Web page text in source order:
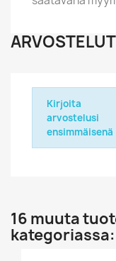
ARVOSTELUT
Kirjoita
arvostelusi
ensimmäisenä
16 muuta
kategoriassa: